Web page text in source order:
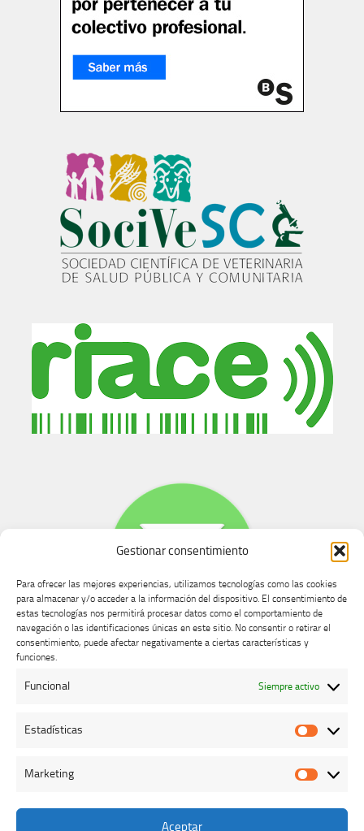
Gestionar consentimiento
Para ofrecer las mejores experiencias, utilizamos tecnologías como las cookies
para almacenar y/o acceder a la información del dispositivo. El consentimiento de
estas tecnologías nos permitirá procesar datos como el comportamiento de
navegación o las identificaciones únicas en este sitio. No consentir o retirar el
consentimiento, puede afectar negativamente a ciertas características y
funciones.
Funcional Siempre activo
Estadísticas
Marketing
Aceptar
Buzón de dudas, quejas y sugerencias